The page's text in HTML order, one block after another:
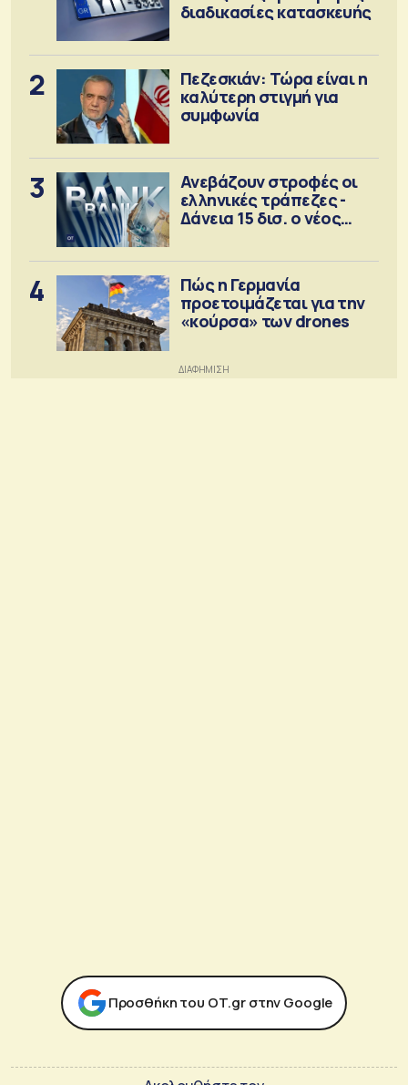
διαδικασίες κατασκευής
2
Πεζεσκιάν: Τώρα είναι η
καλύτερη στιγμή για
συμφωνία
3
Ανεβάζουν στροφές οι
ελληνικές τράπεζες -
Δάνεια 15 δισ. ο νέος
4
Πώς η Γερμανία
προετοιμάζεται για την
«κούρσα» των drones
Προσθήκη του ΟΤ.gr στην Google